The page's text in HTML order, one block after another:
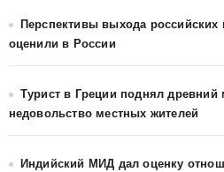
Перспективы выхода российских
оценили в России
Турист в Греции поднял
недовольство местных жителей
Индийский МИД дал оценку